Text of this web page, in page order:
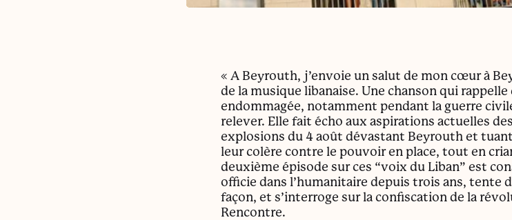
« A Beyrouth, j’envoie un salut de mon cœur à
de la musique libanaise. Une chanson qui
endommagée, notamment pendant la guerre
relever. Elle fait écho aux aspirations actuelles
explosions du 4 août dévastant Beyrouth et
leur colère contre le pouvoir en place, tout en
deuxième épisode sur ces “voix du Liban” est
officie dans l’humanitaire depuis trois ans, tente
façon, et s’interroge sur la confiscation de la
Rencontre.